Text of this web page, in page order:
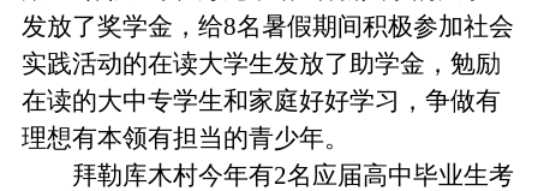
发放了奖学金，给8名暑假期间积极参加社会
实践活动的在读大学生发放了助学金，勉励
在读的大中专学生和家庭好好学习，争做有
理想有本领有担当的青少年。
拜勒库木村今年有2名应届高中毕业生考